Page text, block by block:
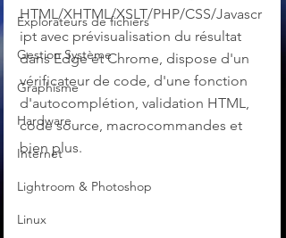
Explorateurs de fichiers
Gestion Système
Graphisme
Hardware
Internet
Lightroom & Photoshop
Linux
HTML/XHTML/XSLT/PHP/CSS/Javascr
ipt avec prévisualisation du résultat
dans Edge et Chrome, dispose d'un
vérificateur de code, d'une fonction
d'autocomplétion, validation HTML,
code source, macrocommandes et
bien plus.